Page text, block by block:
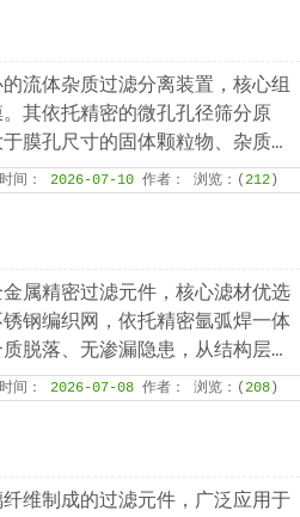
术维度精准选型，具体选型标
流体杂质过滤分离装置，核心组
其依托精密的微孔孔径筛分原
膜孔尺寸的固体颗粒物、杂质絮
化分离，保障流体介质洁净度，
心部件。该设备适配性极强，广
矿山等各类工业场景，为工业化
核心支撑。
间： 2026-07-10 作者： 浏览：(212 )
属精密过滤元件，核心滤材优选
钢编织网，依托精密氩弧焊一体
脱落、无渗漏隐患，从结构层面
稳定性与长期服役性能。
间： 2026-07-08 作者： 浏览：(208 )
维制成的过滤元件，广泛应用于